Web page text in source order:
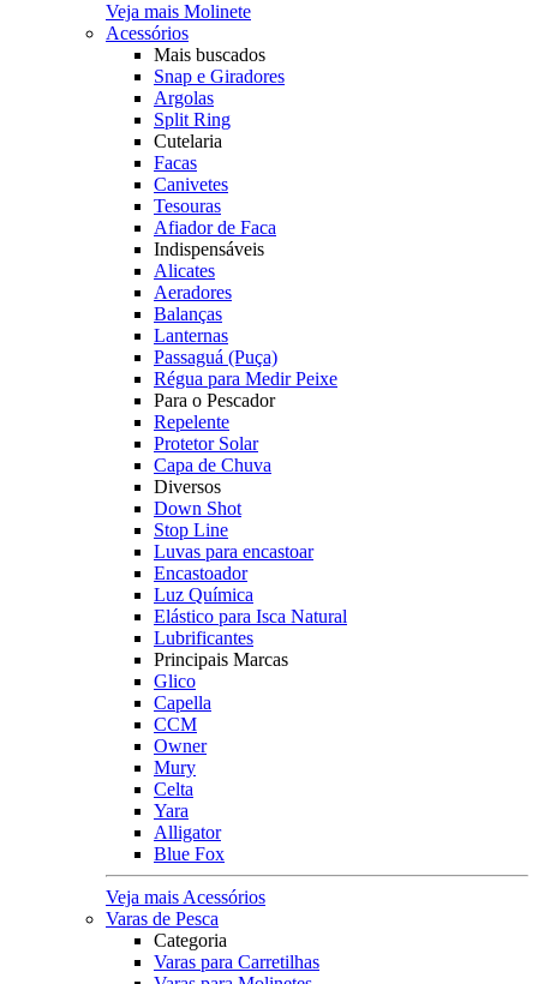
Veja mais Molinete
Acessórios
Mais buscados
Snap e Giradores
Argolas
Split Ring
Cutelaria
Facas
Canivetes
Tesouras
Afiador de Faca
Indispensáveis
Alicates
Aeradores
Balanças
Lanternas
Passaguá (Puça)
Régua para Medir Peixe
Para o Pescador
Repelente
Protetor Solar
Capa de Chuva
Diversos
Down Shot
Stop Line
Luvas para encastoar
Encastoador
Luz Química
Elástico para Isca Natural
Lubrificantes
Principais Marcas
Glico
Capella
CCM
Owner
Mury
Celta
Yara
Alligator
Blue Fox
Veja mais Acessórios
Varas de Pesca
Categoria
Varas para Carretilhas